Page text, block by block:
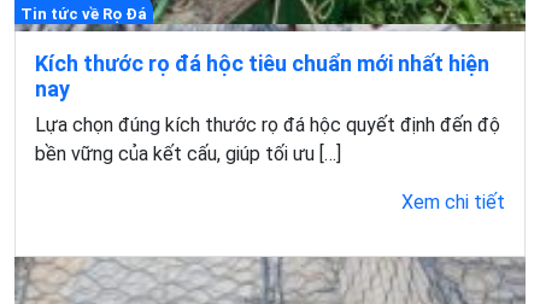
Tin tức về Rọ Đá
Kích thước rọ đá hộc tiêu chuẩn mới nhất hiện
nay
Lựa chọn đúng kích thước rọ đá hộc quyết định đến độ
bền vững của kết cấu, giúp tối ưu […]
Xem chi tiết